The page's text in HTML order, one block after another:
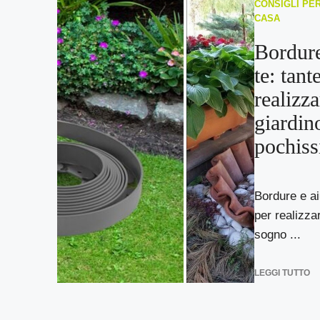
CONSIGLI
CASA
te:
Bordure e
per
sogno ...
LEGGI TUTTO